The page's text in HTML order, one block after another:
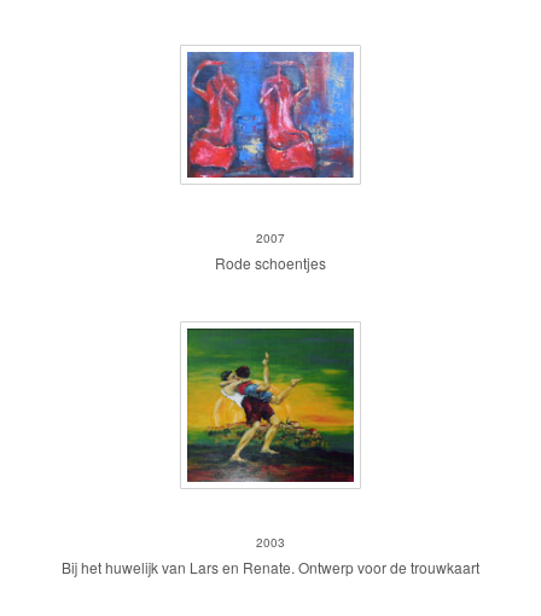
2007
Rode schoentjes
2003
Bij het huwelijk van Lars en Renate. Ontwerp voor de trouwkaart